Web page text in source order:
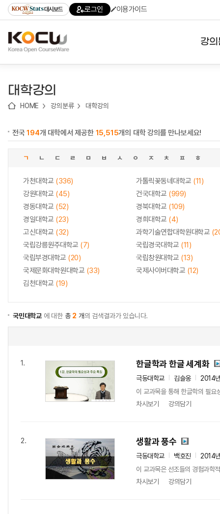
기
기
기
content)
가
대시보드 로그인 이용가이드
강
대학강의
HOME 강의분류 대학강의
전국194개 대학에서 제공한 15,515개의 대학 강의를 만나보세요!
ㄱ ㄴ ㄷ ㄹ ㅁ ㅂ ㅅ ㅇ ㅈ ㅊ ㅍ ㅎ
가천대학교 (336) 가톨릭꽃동네대학교 (11)
강원대학교 (45) 건국대학교 (999)
경동대학교 (52) 경북대학교 (109)
경일대학교 (23) 경희대학교 (4)
고신대학교 (32) 과학기술연합대학원대학교
국립강릉원주대학교 (7) 국립경국대학교 (11)
국립부경대학교 (20) 국립창원대학교 (13)
국제문화대학원대학교 (33) 국제사이버대학교 (12)
김천대학교 (19)
국민대학교 에 대한 총 2 개의 검색결과가 있습니다.
1. 한글학과 한글 세계화
극동대학교 김슬옹
2014
이 교과목을 통해 한글학의 필요
차시보기
강의담기
2. 생활과 풍수
극동대학교 백호진
2014
이 교과목은 선조들의 경험과학
차시보기
강의담기